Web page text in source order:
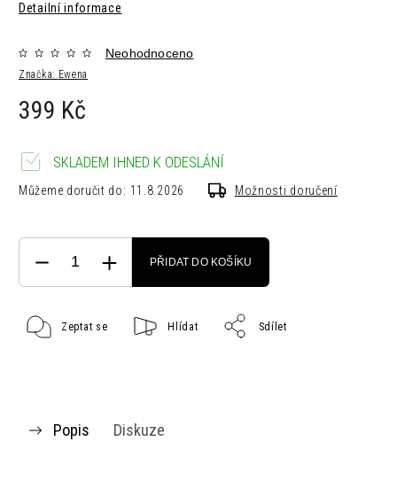
Detailní informace
Značka: Ewena
Neohodnoceno
399 Kč
SKLADEM IHNED K ODESLÁNÍ
Můžeme doručit do: 11.8.2026 Možnosti doručení
PŘIDAT DO KOŠÍKU
Zeptat se Hlídat Sdílet
Popis Diskuze